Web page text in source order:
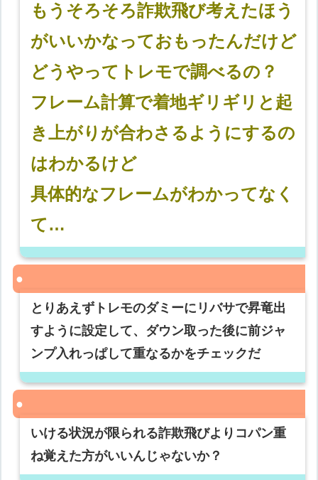
もうそろそろ詐欺飛び考えたほう
がいいかなっておもったんだけど
どうやってトレモで調べるの？
フレーム計算で着地ギリギリと起
き上がりが合わさるようにするの
はわかるけど
具体的なフレームがわかってなく
て…
とりあえずトレモのダミーにリバサで昇竜出
すように設定して、ダウン取った後に前ジャ
ンプ入れっぱして重なるかをチェックだ
いける状況が限られる詐欺飛びよりコパン重
ね覚えた方がいいんじゃないか？